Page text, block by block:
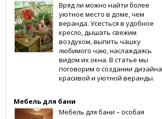
Вряд ли можно найти более
уютное место в доме, чем
веранда. Усесться в удобное
кресло, дышать свежим
воздухом, выпить чашку
любимого чаю, наслаждаясь
видом их окна. В статье мы
поговорим о создании дизайна
красивой и уютной веранды.
Мебель для бани
Мебель для бани – особая